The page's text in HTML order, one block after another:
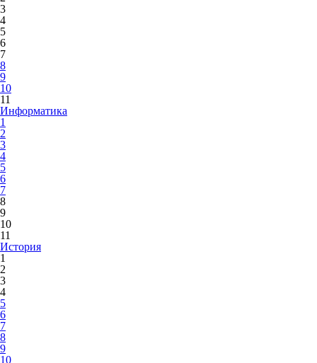
3
4
5
6
7
8
9
10
11
Информатика
1
2
3
4
5
6
7
8
9
10
11
История
1
2
3
4
5
6
7
8
9
10